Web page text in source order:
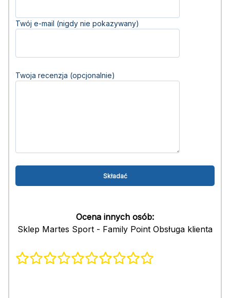
Twój e-mail (nigdy nie pokazywany)
Twoja recenzja (opcjonalnie)
Ocena innych osób:
Sklep Martes Sport - Family Point Obsługa klienta